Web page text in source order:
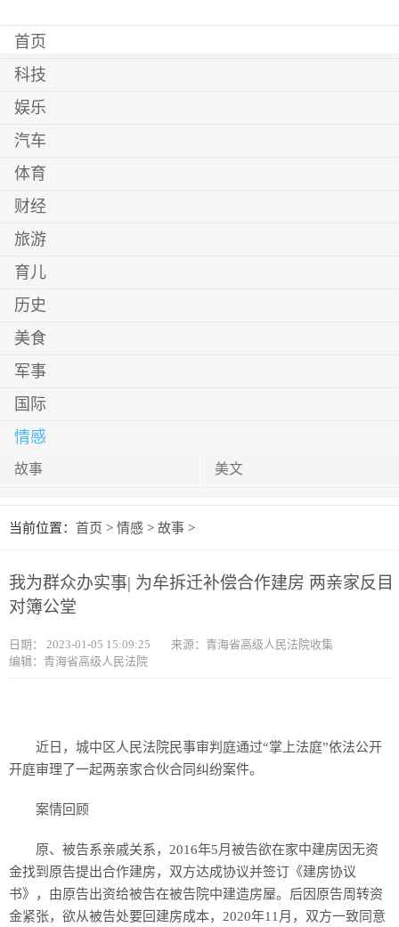
首页
科技
娱乐
汽车
体育
财经
旅游
育儿
历史
美食
军事
国际
情感
故事 美文
当前位置： 首页 > 情感 > 故事 >
我为群众办实事| 为牟拆迁补偿合作建房 两亲家反目
对簿公堂
日期： 2023-01-05 15:09:25
来源：青海省高级人民法院收集
编辑：青海省高级人民法院
近日，城中区人民法院民事审判庭通过“掌上法庭”依法公开
开庭审理了一起两亲家合伙合同纠纷案件。
案情回顾
原、被告系亲戚关系，2016年5月被告欲在家中建房因无资
金找到原告提出合作建房，双方达成协议并签订《建房协议
书》，由原告出资给被告在被告院中建造房屋。后因原告周转资
金紧张，欲从被告处要回建房成本，2020年11月，双方一致同意